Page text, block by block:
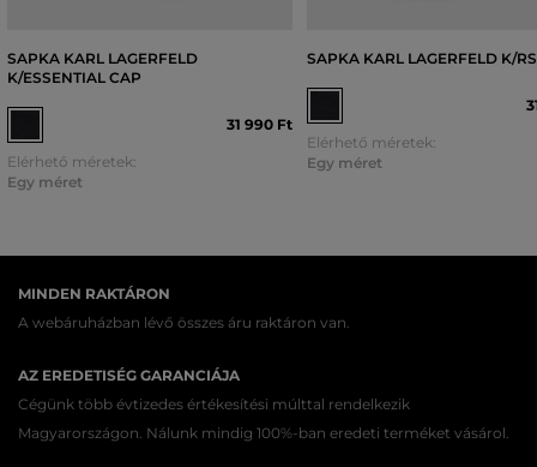
SAPKA KARL LAGERFELD
K/ESSENTIAL CAP
31 990 Ft
Elérhető méretek:
Egy méret
SAPKA KARL LAGERFELD K/
Elérhető méretek:
Egy méret
MINDEN RAKTÁRON
A webáruházban lévő összes áru raktáron van.
AZ EREDETISÉG GARANCIÁJA
Cégünk több évtizedes értékesítési múlttal rendelkezik
Magyarországon. Nálunk mindig 100%-ban eredeti terméket vásárol.